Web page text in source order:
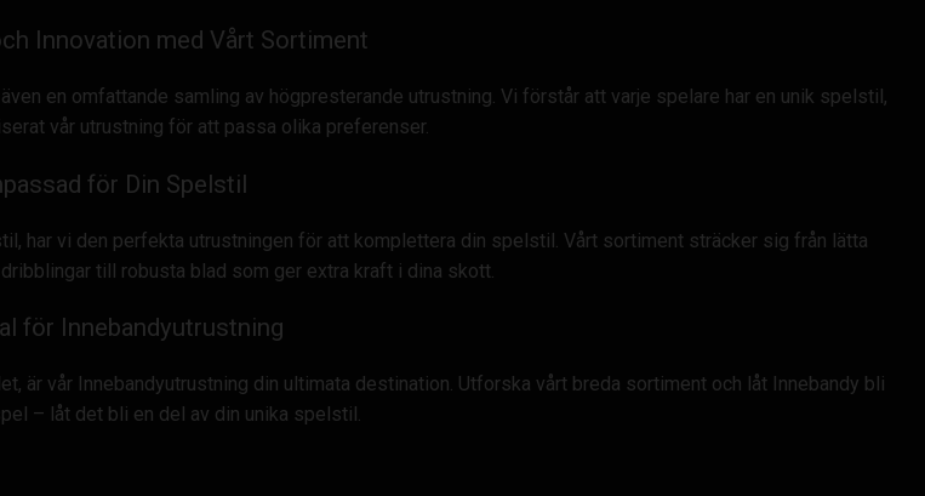
Innovation med Vårt Sortiment
en omfattande samling av högpresterande utrustning. Vi förstår att varje spelare har en unik spelstil,
vår utrustning för att passa olika preferenser.
för Din Spelstil
har vi den perfekta utrustningen för att komplettera din spelstil. Vårt sortiment sträcker sig från lätta
till robusta blad som ger extra kraft i dina skott.
för Innebandyutrustning
är vår Innebandyutrustning din ultimata destination. Utforska vårt breda sortiment och låt Innebandy bli
– låt det bli en del av din unika spelstil.